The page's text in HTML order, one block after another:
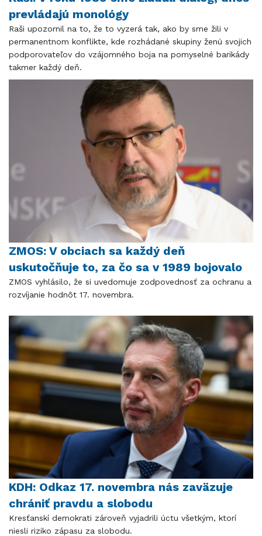
prevládajú monológy
Raši upozornil na to, že to vyzerá tak, ako by sme žili v
permanentnom konflikte, kde rozhádané skupiny ženú svojich
podporovateľov do vzájomného boja na pomyselné barikády
takmer každý deň.
ZMOS: V obciach sa každý deň
uskutočňuje to, za čo sa v 1989 bojovalo
ZMOS vyhlásilo, že si uvedomuje zodpovednosť za ochranu a
rozvíjanie hodnôt 17. novembra.
KDH: Odkaz 17. novembra nás zaväzuje
chrániť pravdu a slobodu
Kresťanskí demokrati zároveň vyjadrili úctu všetkým, ktorí
niesli riziko zápasu za slobodu.